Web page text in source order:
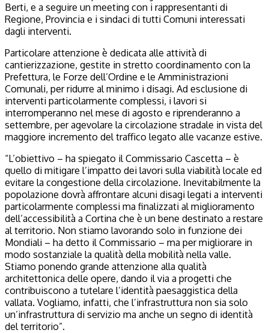
Berti, e a seguire un meeting con i rappresentanti di
Regione, Provincia e i sindaci di tutti Comuni interessati
dagli interventi.
Particolare attenzione è dedicata alle attività di
cantierizzazione, gestite in stretto coordinamento con la
Prefettura, le Forze dell’Ordine e le Amministrazioni
Comunali, per ridurre al minimo i disagi. Ad esclusione di
interventi particolarmente complessi, i lavori si
interromperanno nel mese di agosto e riprenderanno a
settembre, per agevolare la circolazione stradale in vista del
maggiore incremento del traffico legato alle vacanze estive.
“L’obiettivo – ha spiegato il Commissario Cascetta – è
quello di mitigare l’impatto dei lavori sulla viabilità locale ed
evitare la congestione della circolazione. Inevitabilmente la
popolazione dovrà affrontare alcuni disagi legati a interventi
particolarmente complessi ma finalizzati al miglioramento
dell’accessibilità a Cortina che è un bene destinato a restare
al territorio. Non stiamo lavorando solo in funzione dei
Mondiali – ha detto il Commissario – ma per migliorare in
modo sostanziale la qualità della mobilità nella valle.
Stiamo ponendo grande attenzione alla qualità
architettonica delle opere, dando il via a progetti che
contribuiscono a tutelare l’identità paesaggistica della
vallata. Vogliamo, infatti, che l’infrastruttura non sia solo
un’infrastruttura di servizio ma anche un segno di identità
del territorio”.